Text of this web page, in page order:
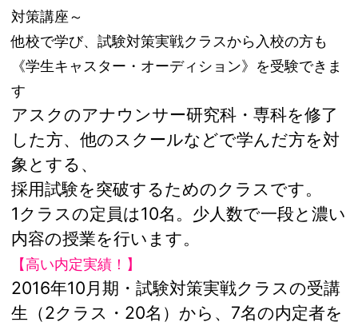
対策講座～
他校で学び、試験対策実戦クラスから入校の方も
《学生キャスター・オーディション》を受験できま
す
アスクのアナウンサー研究科・専科を修了
した方、他のスクールなどで学んだ方を対
象とする、
採用試験を突破するためのクラスです。
1クラスの定員は10名。少人数で一段と濃い
内容の授業を行います。
【高い内定実績！】
2016年10月期・試験対策実戦クラスの受講
生（2クラス・20名）から、7名の内定者を